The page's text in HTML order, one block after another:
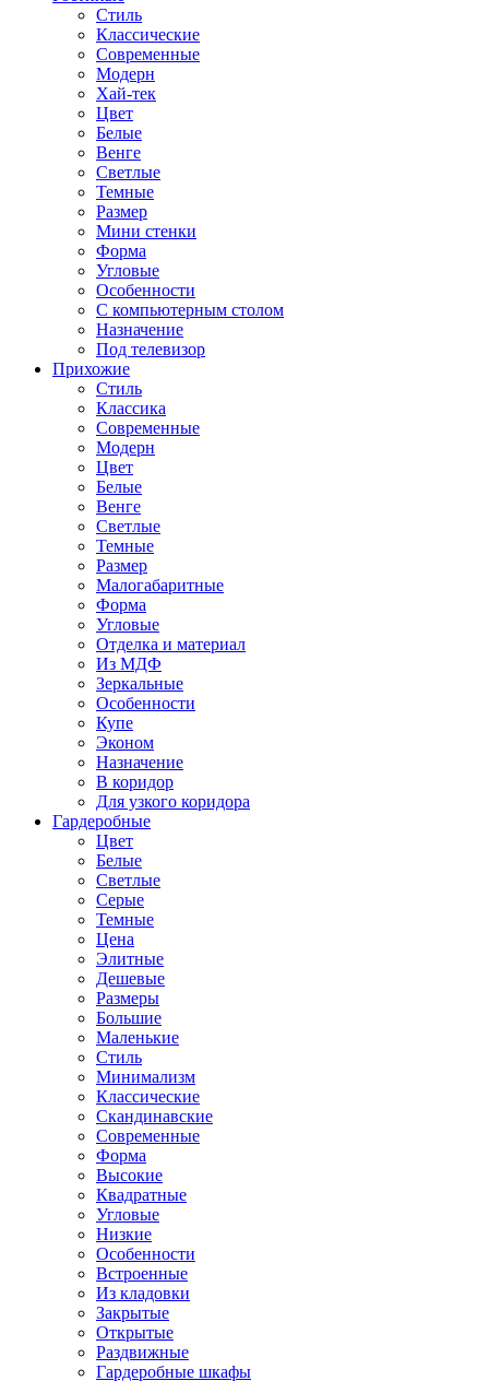
Стиль
Классические
Современные
Модерн
Хай-тек
Цвет
Белые
Венге
Светлые
Темные
Размер
Мини стенки
Форма
Угловые
Особенности
С компьютерным столом
Назначение
Под телевизор
Прихожие
Стиль
Классика
Современные
Модерн
Цвет
Белые
Венге
Светлые
Темные
Размер
Малогабаритные
Форма
Угловые
Отделка и материал
Из МДФ
Зеркальные
Особенности
Купе
Эконом
Назначение
В коридор
Для узкого коридора
Гардеробные
Цвет
Белые
Светлые
Серые
Темные
Цена
Элитные
Дешевые
Размеры
Большие
Маленькие
Стиль
Минимализм
Классические
Скандинавские
Современные
Форма
Высокие
Квадратные
Угловые
Низкие
Особенности
Встроенные
Из кладовки
Закрытые
Открытые
Раздвижные
Гардеробные шкафы